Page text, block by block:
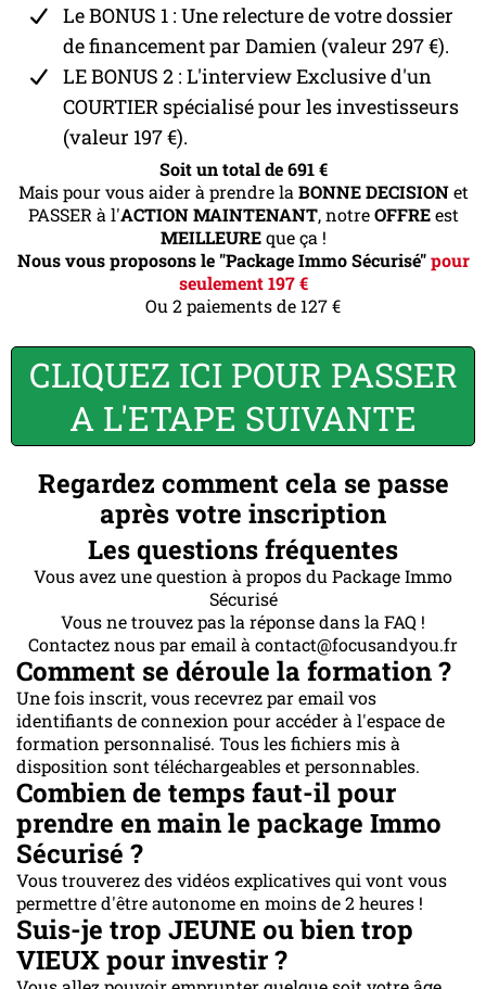
Le BONUS 1 : Une relecture de votre dossier
de financement par Damien (valeur 297 €).
LE BONUS 2 : L'interview Exclusive d'un
COURTIER spécialisé pour les investisseurs
(valeur 197 €).
Soit un total de 691 €
Mais pour vous aider à prendre la BONNE DECISIONet
PASSER à l'ACTION MAINTENANT, notreOFFREest
MEILLEUREque ça !
Nous vous proposons le "Package Immo Sécurisé"pour
seulement 197 €
Ou 2 paiements de 127 €
CLIQUEZ ICI POUR PASSER
A L'ETAPE SUIVANTE
Regardez comment cela se passe
après votre inscription
Les questions fréquentes
Vous avez une question à propos du Package Immo
Sécurisé
Vous ne trouvez pas la réponse dans la FAQ !
Contactez nous par email à contact@focusandyou.fr
Comment se déroule la formation ?
Une fois inscrit, vous recevrez par email vos
identifiants de connexion pour accéder à l'espace de
formation personnalisé. Tous les fichiers mis à
disposition sont téléchargeables et personnables.
Combien de temps faut-il pour
prendre en main le package Immo
Sécurisé ?
Vous trouverez des vidéos explicatives qui vont vous
permettre d'être autonome en moins de 2 heures !
Suis-je trop JEUNE ou bien trop
VIEUX pour investir ?